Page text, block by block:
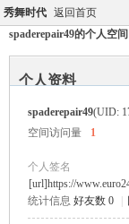
秀舞时代 返回首页
spaderepair49的个人空间
个人资料
spaderepair49(UID:
空间访问量
1
个人签名
[url]https://
统计信息 好友数 0